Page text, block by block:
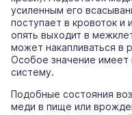
усиленным его
поступает в кровоток и
опять выходит в
может накапливаться в
Особое значение имеет
систему.
Подобные состояния
меди в пище или